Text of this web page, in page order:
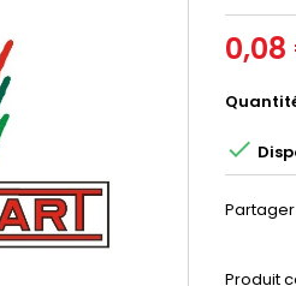

Partager
Produit